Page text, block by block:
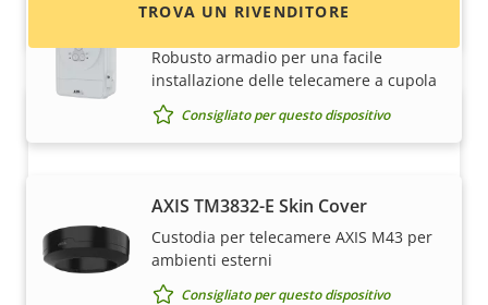
Robusto armadio per una facile
installazione delle telecamere a cupola
Consigliato per questo dispositivo
AXIS TM3832-E Skin Cover
Custodia per telecamere AXIS M43 per
ambienti esterni
Consigliato per questo dispositivo
TROVA UN RIVENDITORE
Desideri vendere i dispositivi Axis?